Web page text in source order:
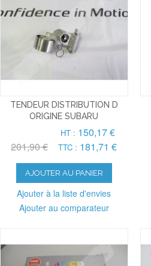
TENDEUR DISTRIBUTION D
ORIGINE SUBARU
201,90 €
HT : 150,17 €
TTC : 181,71 €
AJOUTER AU PANIER
Ajouter à la liste d'envies
Ajouter au comparateur